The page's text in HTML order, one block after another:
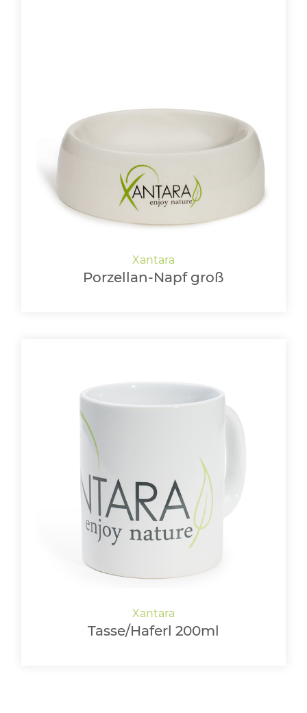
Porzellan-Napf groß
Tasse/Haferl 200ml